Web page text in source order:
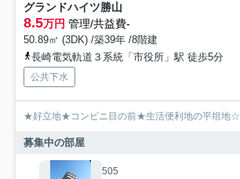
グランドハイツ勝山
8.5万円 管理/共益費-
50.89㎡ (3DK) /築39年 /8階建
長崎電気軌道３系統「市役所」駅 徒歩5分
公共下水
★好立地★コンビニ目の前★生活便利地の平坦地☆
募集中の部屋
505